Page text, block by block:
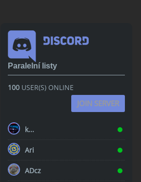
Paralelní listy
100 USER(S) ONLINE
JOIN SERVER
k...
Ari
ADcz